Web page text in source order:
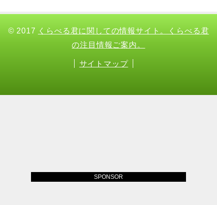
© 2017 くらべる君に関しての情報サイト。くらべる君
の注目情報ご案内。
サイトマップ
SPONSOR